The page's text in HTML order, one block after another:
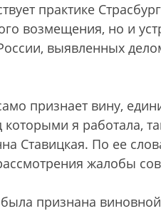
практике
возмещения, но и
выявленных
признает вину,
которыми я работала,
Ставицкая. По ее
жалобы
была признана